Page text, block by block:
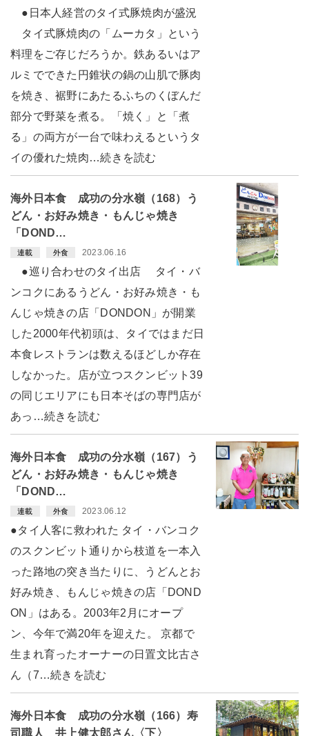
●日本人経営のタイ式豚焼肉が盛況
タイ式豚焼肉の「ムーカタ」という
料理をご存じだろうか。鉄あるいはア
ルミでできた円錐状の鍋の山肌で豚肉
を焼き、裾野にあたるふちのくぼんだ
部分で野菜を煮る。「焼く」と「煮
る」の両方が一台で味わえるというタ
イの優れた焼肉…続きを読む
海外日本食 成功の分水嶺（168）う
どん・お好み焼き・もんじゃ焼き
「DOND…
連載 外食 2023.06.16
●巡り合わせのタイ出店 タイ・バ
ンコクにあるうどん・お好み焼き・も
んじゃ焼きの店「DONDON」が開業
した2000年代初頭は、タイではまだ日
本食レストランは数えるほどしか存在
しなかった。店が立つスクンビット39
の同じエリアにも日本そばの専門店が
あっ…続きを読む
海外日本食 成功の分水嶺（167）う
どん・お好み焼き・もんじゃ焼き
「DOND…
連載 外食 2023.06.12
●タイ人客に救われた タイ・バンコク
のスクンビット通りから枝道を一本入
った路地の突き当たりに、うどんとお
好み焼き、もんじゃ焼きの店「DOND
ON」はある。2003年2月にオープ
ン、今年で満20年を迎えた。 京都で
生まれ育ったオーナーの日置文比古さ
ん（7…続きを読む
海外日本食 成功の分水嶺（166）寿
司職人 井上健太郎さん〈下〉